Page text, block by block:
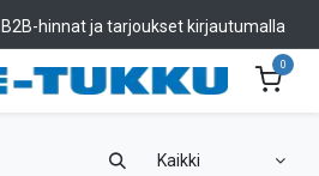
B2B-hinnat ja tarjoukset kirjautumalla
0
Kaikki